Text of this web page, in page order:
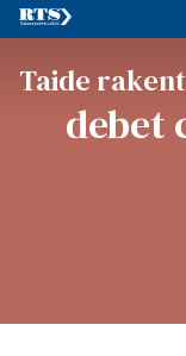
Taide
debet